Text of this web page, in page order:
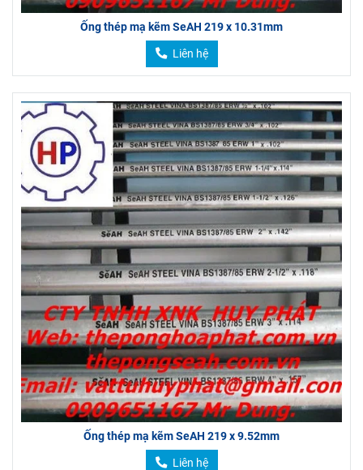
Ống thép mạ kẽm SeAH 219 x 10.31mm
Liên hệ
Ống thép mạ kẽm SeAH 219 x 9.52mm
Liên hệ